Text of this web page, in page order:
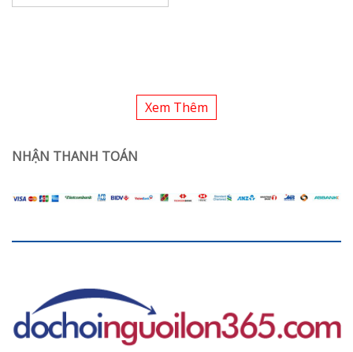
Xem Thêm
NHẬN THANH TOÁN